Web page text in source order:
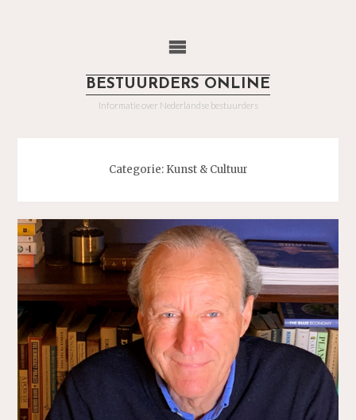
BESTUURDERS ONLINE
Informatie over Nederlandse bestuurders
Categorie: Kunst & Cultuur